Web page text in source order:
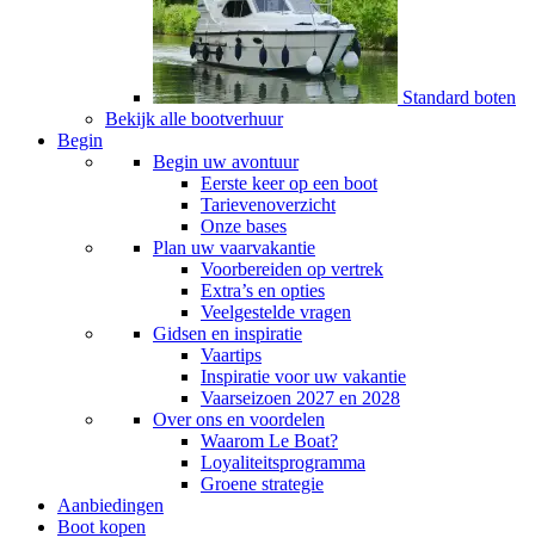
Standard boten
Bekijk alle bootverhuur
Begin
Begin uw avontuur
Eerste keer op een boot
Tarievenoverzicht
Onze bases
Plan uw vaarvakantie
Voorbereiden op vertrek
Extra’s en opties
Veelgestelde vragen
Gidsen en inspiratie
Vaartips
Inspiratie voor uw vakantie
Vaarseizoen 2027 en 2028
Over ons en voordelen
Waarom Le Boat?
Loyaliteitsprogramma
Groene strategie
Aanbiedingen
Boot kopen